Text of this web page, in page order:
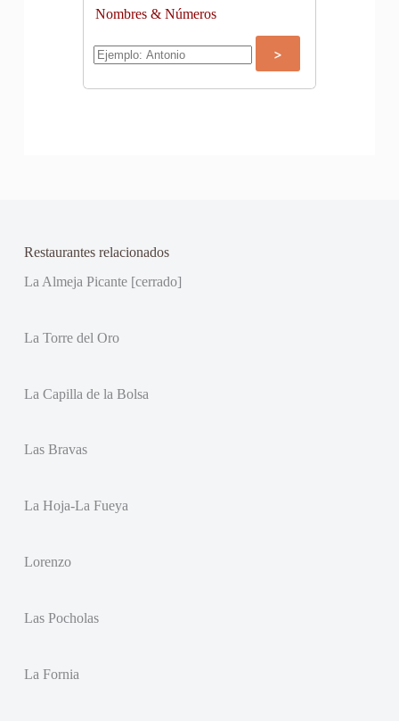
Nombres & Números
Restaurantes relacionados
La Almeja Picante [cerrado]
La Torre del Oro
La Capilla de la Bolsa
Las Bravas
La Hoja-La Fueya
Lorenzo
Las Pocholas
La Fornia